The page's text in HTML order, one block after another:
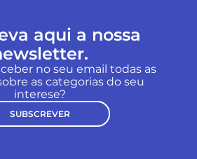
aqui a nossa
no seu email todas as
as categorias do seu
interese?
SUBSCREVER